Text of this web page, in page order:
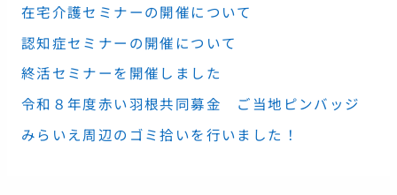
在宅介護セミナーの開催について
認知症セミナーの開催について
終活セミナーを開催しました
令和８年度赤い羽根共同募金 ご当地ピンバッジ
みらいえ周辺のゴミ拾いを行いました！